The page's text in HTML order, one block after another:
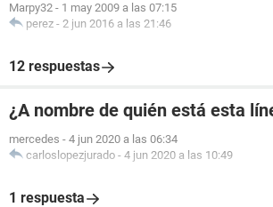
Marpy32 - 1 may 2009 a las 07:15
perez - 2 jun 2016 a las 21:46
12 respuestas
¿A nombre de quién está esta
mercedes - 4 jun 2020 a las 06:34
carloslopezjurado - 4 jun 2020 a las 10:49
1 respuesta